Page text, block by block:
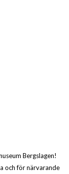
Bergslagen!
och för närvarande